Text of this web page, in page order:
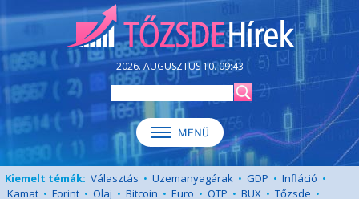
2026. AUGUSZTUS 10. 09:43
Kiemelt témák: Választás • Üzemanyagárak • GDP • Infláció •
Kamat • Forint • Olaj • Bitcoin • Euro • OTP • BUX • Tőzsde •